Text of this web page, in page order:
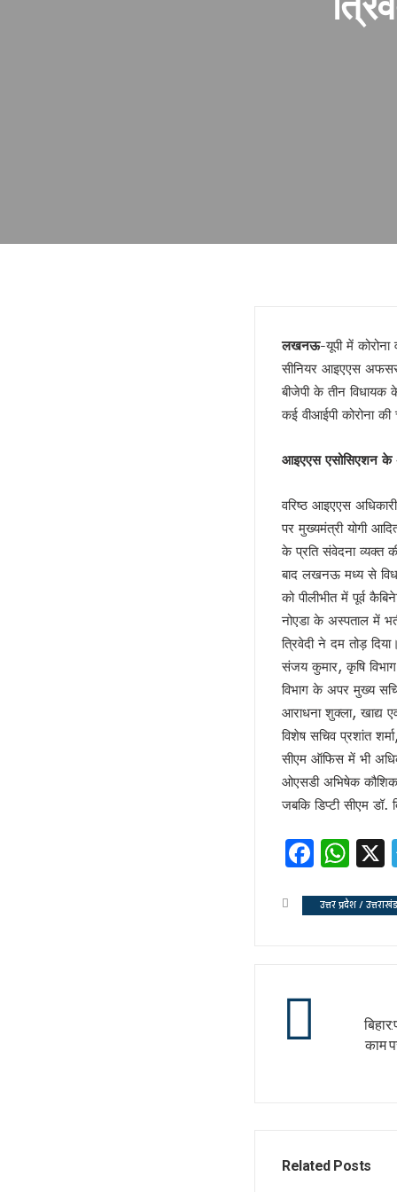
योगी के पप्पू, अप्पू और टप्पू !
गोरखपुर पुस्तक महोत्सव : ‘पंडान
अज़हर उगलेगा डान की सच्चाई !
पीडीए के नए अर्थ की सियासत !
बिहार में फिर छले गए मुस्लिम
फिर अलग हुए राजभर !
सपा नहीं लड़ेगी पंचायत चुनाव!
योगी की बाल्मीकि चाल में फंसे
चुनाव की घोषणा और मायावती का
विजन-2047 का हिस्सा है ‘वन नेशन
देश में नेपाल जैसे हालात की आशंका !
केशव का संकेत !
भाजपाई होते-होते रह गए शिवपाल!
बुरे दौर में नेपाल !
BSP का सियासी रिस्टार्ट!
संकट में एनडीए !
कृषि होगा विकास का आधार!
भ्रष्टाचार पर चला योगी चाबुक !
कश्मीर विवाद सुलझाने को तैयार पाक !
खतरे में राहुल गांधी !
विपक्षी गठबंधन को धार देंगे अखिलेश
तेजस्वी नहीं, तेजप्रताप तो हैं न जी!
लखनऊ-यूपी में
सीनियर आइएएस
बीजेपी के तीन
कई वीआईपी कोरोना
आइएएस एसोसिएशन के
वरिष्ठ आइएएस
पर मुख्यमंत्री योगी
के प्रति संवेदना व्यक्त
बाद लखनऊ मध्य से
को पीलीभीत में पूर्व
नोएडा के अस्पताल में
त्रिवेदी ने दम तोड़
संजय कुमार, कृषि
विभाग के अपर मुख्य
आराधना शुक्ला, खाद्य
विशेष सचिव प्रशांत
सीएम ऑफिस में भी
ओएसडी अभिषेक
जबकि डिप्टी सीएम डॉ.
उत्तर प्रदेश / उत्तराखंड
काम
Related Posts